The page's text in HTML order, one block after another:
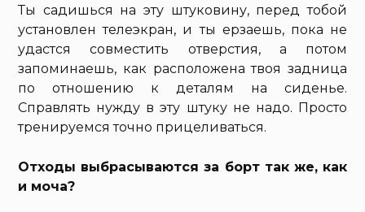
Ты садишься на эту штуковину, перед тобой
установлен телеэкран, и ты ерзаешь, пока не
удастся совместить отверстия, а потом
запоминаешь, как расположена твоя задница
по отношению к деталям на сиденье.
Справлять нужду в эту штуку не надо. Просто
тренируемся точно прицеливаться.
Отходы выбрасываются за борт так же, как
и моча?